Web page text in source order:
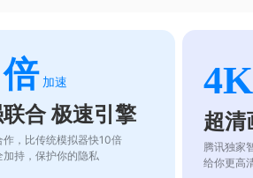
倍 加速
合 极速引擎
，比传统模拟器快10倍
加持，保护你的隐私
超清
腾讯独家
给你更高